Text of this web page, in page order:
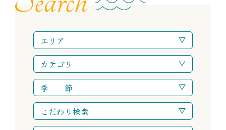
エリア
カテゴリ
季 節
こだわり検索